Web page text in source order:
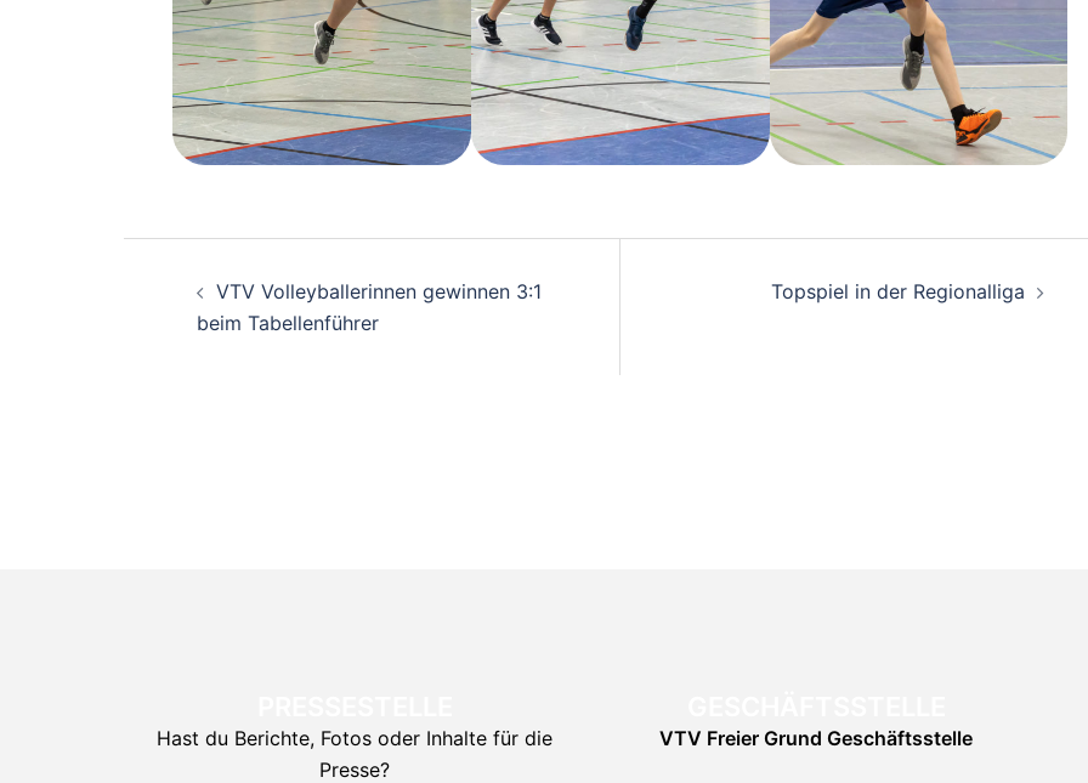
VTV Volleyballerinnen gewinnen 3:1
beim Tabellenführer
Topspiel in der Regionalliga
Hast du Berichte, Fotos oder Inhalte für die
Presse?
VTV Freier Grund Geschäftsstelle